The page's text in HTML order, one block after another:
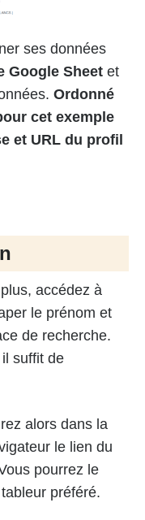
ses données
Google Sheet et
Ordonné
cet exemple
et URL du profil
accédez à
le prénom et
de recherche.
suffit de
alors dans la
le lien du
pourrez le
préféré.